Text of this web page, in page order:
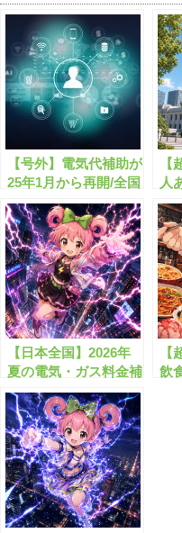
【号外】電気代補助が
25年1月から再開/全国
の電気代給付金まとめ
人
付
【日本全国】2026年
夏の電気・ガス料金補
助が始まります！
飲